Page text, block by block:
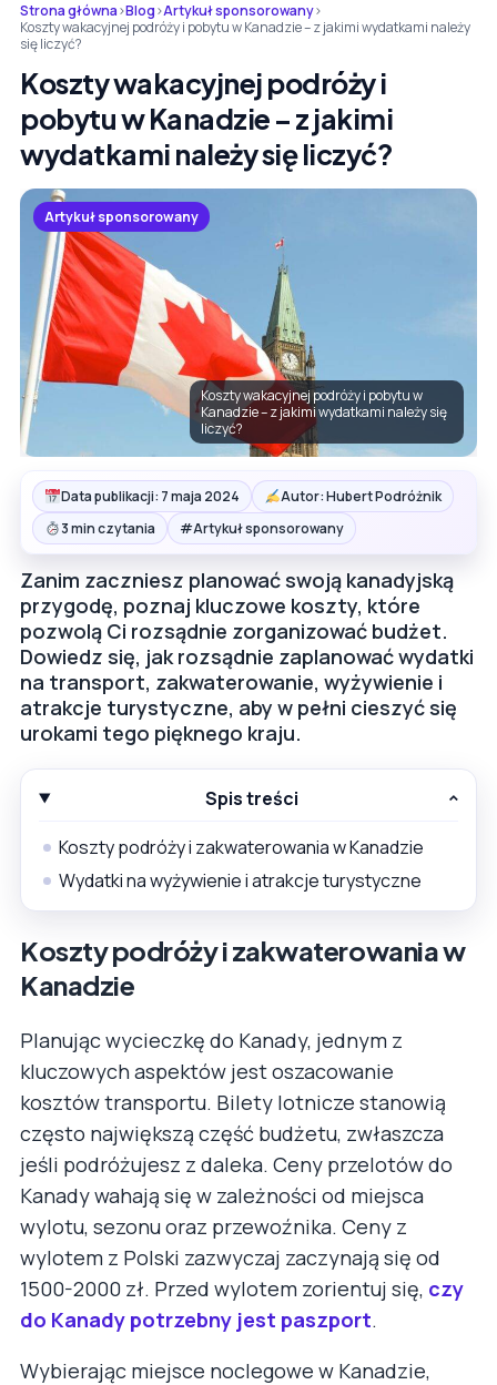
Strona główna›Blog›Artykuł sponsorowany›
Koszty wakacyjnej podróży i pobytu w Kanadzie – z jakimi wydatkami należy
się liczyć?
Koszty wakacyjnej podróży i
pobytu w Kanadzie – z jakimi
wydatkami należy się liczyć?
Artykuł sponsorowany
Koszty wakacyjnej podróży i pobytu w
Kanadzie – z jakimi wydatkami należy się
liczyć?
Data publikacji: 7 maja 2024
Autor: Hubert Podróżnik
3 min czytania
#Artykuł sponsorowany
Zanim zaczniesz planować swoją kanadyjską
przygodę, poznaj kluczowe koszty, które
pozwolą Ci rozsądnie zorganizować budżet.
Dowiedz się, jak rozsądnie zaplanować wydatki
na transport, zakwaterowanie, wyżywienie i
atrakcje turystyczne, aby w pełni cieszyć się
urokami tego pięknego kraju.
Spis treści
Koszty podróży i zakwaterowania w Kanadzie
Wydatki na wyżywienie i atrakcje turystyczne
Koszty podróży i zakwaterowania w
Kanadzie
Planując wycieczkę do Kanady, jednym z
kluczowych aspektów jest oszacowanie
kosztów transportu. Bilety lotnicze stanowią
często największą część budżetu, zwłaszcza
jeśli podróżujesz z daleka. Ceny przelotów do
Kanady wahają się w zależności od miejsca
wylotu, sezonu oraz przewoźnika. Ceny z
wylotem z Polski zazwyczaj zaczynają się od
1500-2000 zł. Przed wylotem zorientuj się, czy
do Kanady potrzebny jest paszport.
Wybierając miejsce noclegowe w Kanadzie,